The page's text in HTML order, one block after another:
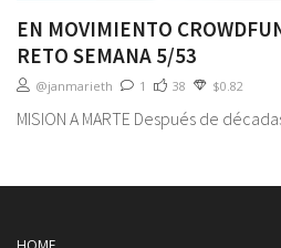
EN MOVIMIENTO
RETO SEMANA 5/53
@janmarieth 1 38 $0.82
MISION A MARTE Después de